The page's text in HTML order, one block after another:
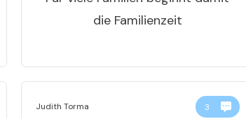
die Familienzeit
Judith Torma 3